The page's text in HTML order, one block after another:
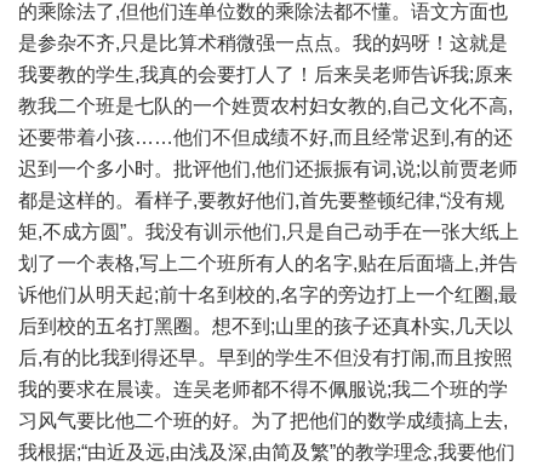
的乘除法了,但他们连单位数的乘除法都不懂。语文方面也
是参杂不齐,只是比算术稍微强一点点。我的妈呀！这就是
我要教的学生,我真的会要打人了！后来吴老师告诉我;原来
教我二个班是七队的一个姓贾农村妇女教的,自己文化不高,
还要带着小孩……他们不但成绩不好,而且经常迟到,有的还
迟到一个多小时。批评他们,他们还振振有词,说;以前贾老师
都是这样的。看样子,要教好他们,首先要整顿纪律,“没有规
矩,不成方圆”。我没有训示他们,只是自己动手在一张大纸上
划了一个表格,写上二个班所有人的名字,贴在后面墙上,并告
诉他们从明天起;前十名到校的,名字的旁边打上一个红圈,最
后到校的五名打黑圈。想不到;山里的孩子还真朴实,几天以
后,有的比我到得还早。早到的学生不但没有打闹,而且按照
我的要求在晨读。连吴老师都不得不佩服说;我二个班的学
习风气要比他二个班的好。为了把他们的数学成绩搞上去,
我根据;“由近及远,由浅及深,由简及繁”的教学理念,我要他们